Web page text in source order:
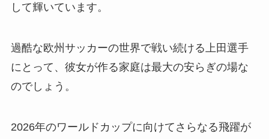
して輝いています。
過酷な欧州サッカーの世界で戦い続ける上田選手
にとって、彼女が作る家庭は最大の安らぎの場な
のでしょう。
2026年のワールドカップに向けてさらなる飛躍が